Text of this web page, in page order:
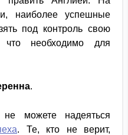
наиболее успешные
под контроль свою
необходимо для
.
можете надеяться
. Те, кто не верит,